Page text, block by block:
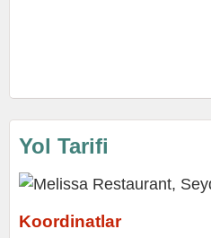
Yol Tarifi
Koordinatlar